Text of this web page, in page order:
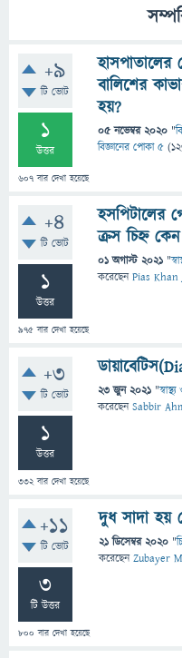
+9
টি ভোট
1
উত্তর
607 বার দেখা হয়েছে
হাসপাতালের
বালিশের
হয়?
05 নভেম্বর 2020 "
বিজ্ঞানের পোকা ৫ (
+4
টি ভোট
1
উত্তর
975 বার দেখা হয়েছে
হসপিটালের
ক্রস চিহ্ন
01 অগাস্ট 2021 "
করেছেনPias Khan
+3
টি ভোট
1
উত্তর
332বার দেখা হয়েছে
23 জুন 2021 "
করেছেনSabbir
+11
টি ভোট
3
টি উত্তর
800 বার দেখা হয়েছে
দুধ সাদা হয়
21 ডিসেম্বর 2020 "
করেছেনZubayer